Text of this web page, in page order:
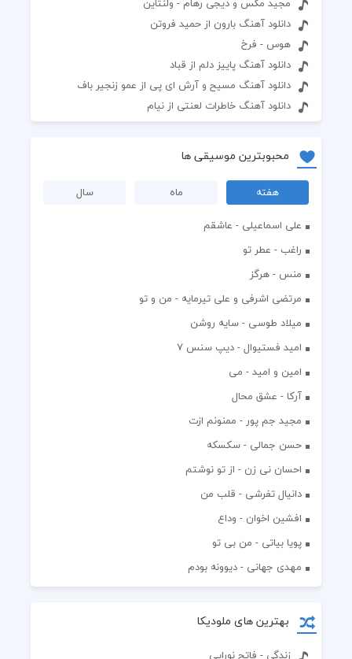
دانلود آهنگ بارون از حمید فروتن
هوس - فرخ
دانلود آهنگ پاییز دلم از قباد
دانلود آهنگ مسیح و آرش ای پی از عمو زنجیر باف
دانلود آهنگ خاطرات لعنتی از نیام
محبوبترین موسیقی ها
هفته ماه
سال
علی اسماعیلی - عاشقم
راغب - عطر تو
منس - هرگز
مرتضی اشرفی و علی تیرمایه - من و تو
میلاد طوسی - سایه روشن
اميد فستيوال - ديپ سنس ۷
امین و امید - می
آرکا - عشق محال
مجید جم پور - ممنونم ازت
حسن جمالی - سکسکه
احسان نی زن - از تو نوشتم
دانیال تفرشی - قلب من
افشين اخوان - وداع
پویا بیاتی - من بی تو
مهدی جهانی - دیوونه بودم
بهترین های ملودیکا
زندگی - فاتح نورایی